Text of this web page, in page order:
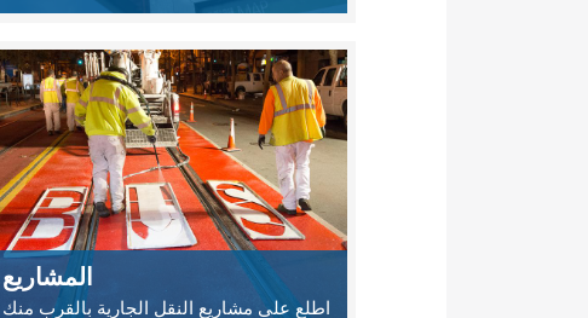
المشاريع
اطلع على مشاريع النقل الجارية بالقرب منك